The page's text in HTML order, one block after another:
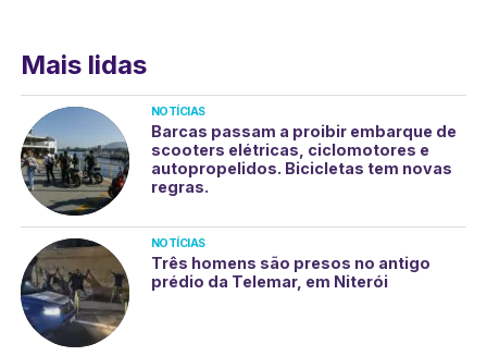
Mais lidas
NOTÍCIAS
Barcas passam a proibir embarque de
scooters elétricas, ciclomotores e
autopropelidos. Bicicletas tem novas
regras.
NOTÍCIAS
Três homens são presos no antigo
prédio da Telemar, em Niterói